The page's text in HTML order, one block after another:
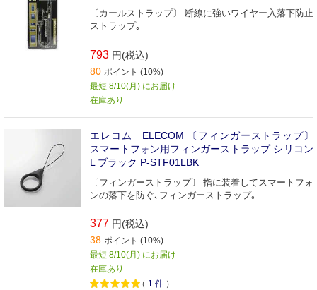
〔カールストラップ〕 断線に強いワイヤー入落下防止
ストラップ｡
793 円(税込)
80 ポイント (10%)
最短 8/10(月) にお届け
在庫あり
エレコム ELECOM 〔フィンガーストラップ〕
スマートフォン用フィンガーストラップ シリコン
L ブラック P-STF01LBK
〔フィンガーストラップ〕 指に装着してスマートフォ
ンの落下を防ぐ､フィンガーストラップ｡
377 円(税込)
38 ポイント (10%)
最短 8/10(月) にお届け
在庫あり
（ 1 件 ）